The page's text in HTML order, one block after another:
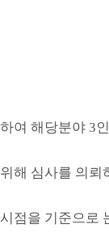
여 해당분야 3
해 심사를 의
점을 기준으로